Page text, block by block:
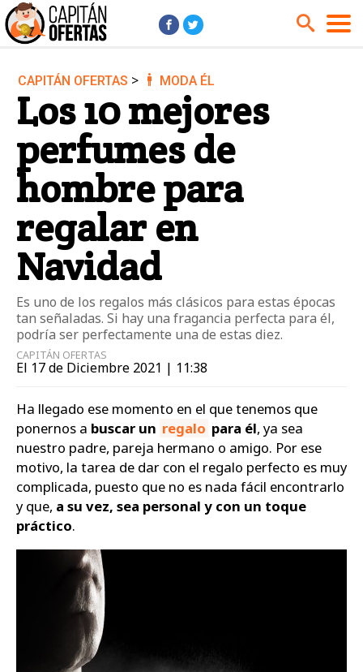
Audio y Música
Cámaras
Cine y Series
Coches
Deportes
Financiero
Hogar
Hoteles
Jardín
Juguetes
Libros
Moda ella
Móviles
Ordenadores
Tablets
Tecnología
TV
Videojuegos
CAPITÁN OFERTAS > MODA ÉL
Los 10 mejores
perfumes de
hombre para
regalar en
Navidad
Es uno de los regalos más clásicos para estas épocas
tan señaladas. Si hay una fragancia perfecta para él,
podría ser perfectamente una de estas diez.
CAPITÁN OFERTAS
El 17 de Diciembre 2021 | 11:38
Ha llegado ese momento en el que tenemos que
ponernos a buscar un regalo para él, ya sea
nuestro padre, pareja hermano o amigo. Por ese
motivo, la tarea de dar con el regalo perfecto es muy
complicada, puesto que no es nada fácil encontrarlo
y que, a su vez, sea personal y con un toque
práctico.